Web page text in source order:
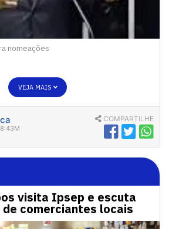
nomeações
VEJA MAIS
COMPARTILHE
visita Ipsep e escuta
de comerciantes locais